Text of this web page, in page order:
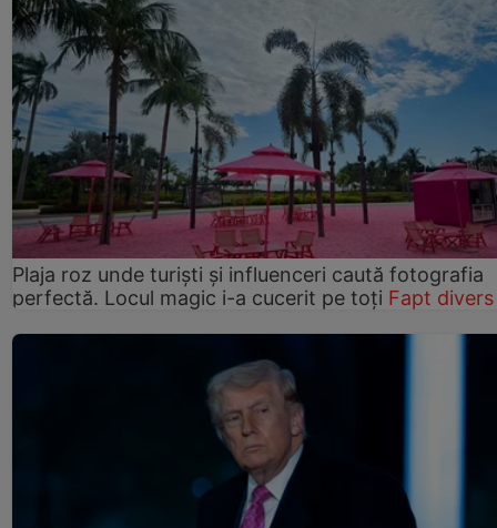
Plaja roz unde turiști și influenceri caută fotografia
perfectă. Locul magic i-a cucerit pe toți Fapt divers